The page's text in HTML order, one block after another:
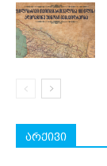
არქივი